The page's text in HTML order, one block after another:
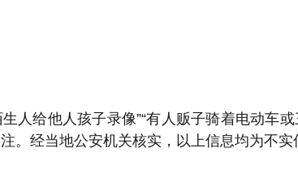
人给他人孩子录像”“有人贩子骑着电动车
。经当地公安机关核实，以上信息均为不实